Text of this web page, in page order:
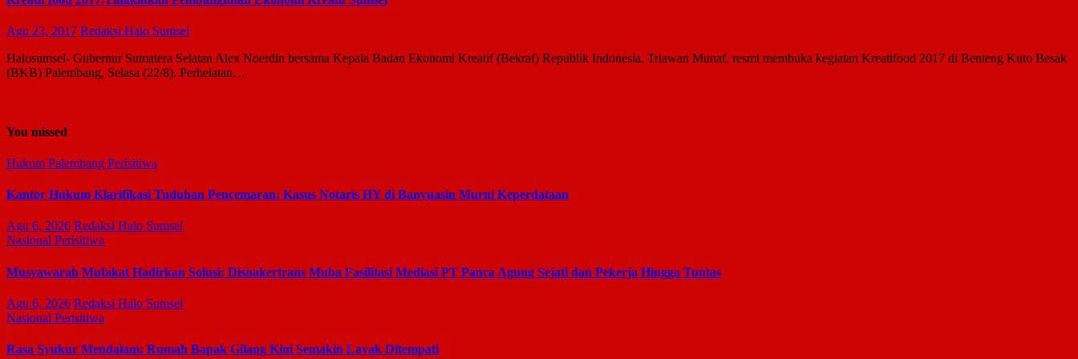
Agu 23, 2017 Redaksi Halo Sumsel
Halosumsel- Gubernur Sumatera Selatan Alex Noerdin bersama Kepala Badan Ekonomi Kreatif (Bekraf) Republik Indonesia, Triawan Munaf, resmi membuka kegiatan Kreatifood 2017 di Benteng Kuto Besak
(BKB) Palembang, Selasa (22/8). Perhelatan…
You missed
Hukum Palembang Perisitiwa
Kantor Hukum Klarifikasi Tuduhan Pencemaran: Kasus Notaris HY di Banyuasin Murni Keperdataan
Agu 6, 2026 Redaksi Halo Sumsel
Nasional Perisitiwa
Musyawarah Mufakat Hadirkan Solusi: Disnakertrans Muba Fasilitasi Mediasi PT Panca Agung Sejati dan Pekerja Hingga Tuntas
Agu 6, 2026 Redaksi Halo Sumsel
Nasional Perisitiwa
Rasa Syukur Mendalam: Rumah Bapak Gilang Kini Semakin Layak Ditempati